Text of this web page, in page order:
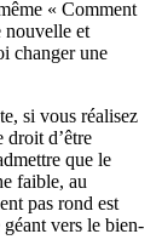
« Comment
nouvelle et
changer une
si vous réalisez
droit d’être
que le
faible, au
pas rond est
géant vers le bien-